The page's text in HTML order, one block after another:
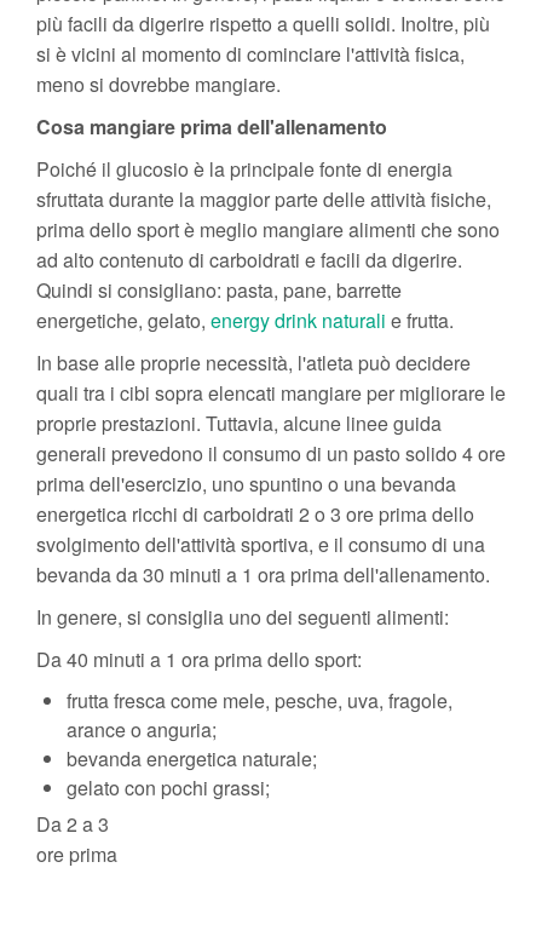
più facili da digerire rispetto a quelli solidi. Inoltre, più
si è vicini al momento di cominciare l'attività fisica,
meno si dovrebbe mangiare.
Cosa mangiare prima dell'allenamento
Poiché il glucosio è la principale fonte di energia
sfruttata durante la maggior parte delle attività fisiche,
prima dello sport è meglio mangiare alimenti che sono
ad alto contenuto di carboidrati e facili da digerire.
Quindi si consigliano: pasta, pane, barrette
energetiche, gelato, energy drink naturali e frutta.
In base alle proprie necessità, l'atleta può decidere
quali tra i cibi sopra elencati mangiare per migliorare le
proprie prestazioni. Tuttavia, alcune linee guida
generali prevedono il consumo di un pasto solido 4 ore
prima dell'esercizio, uno spuntino o una bevanda
energetica ricchi di carboidrati 2 o 3 ore prima dello
svolgimento dell'attività sportiva, e il consumo di una
bevanda da 30 minuti a 1 ora prima dell'allenamento.
In genere, si consiglia uno dei seguenti alimenti:
Da 40 minuti a 1 ora prima dello sport:
frutta fresca come mele, pesche, uva, fragole,
arance o anguria;
bevanda energetica naturale;
gelato con pochi grassi;
Da 2 a 3
ore prima